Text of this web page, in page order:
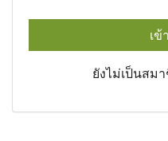
เข้
ยังไม่เป็นสม